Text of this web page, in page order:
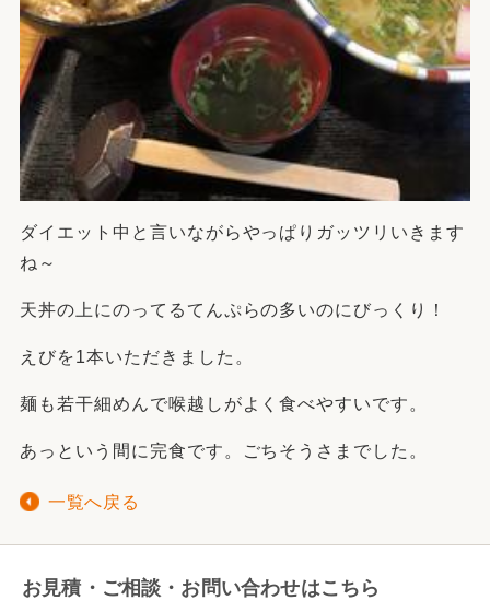
ダイエット中と言いながらやっぱりガッツリいきます
ね～
天丼の上にのってるてんぷらの多いのにびっくり！
えびを1本いただきました。
麺も若干細めんで喉越しがよく食べやすいです。
あっという間に完食です。ごちそうさまでした。
一覧へ戻る
お見積・ご相談・お問い合わせはこちら